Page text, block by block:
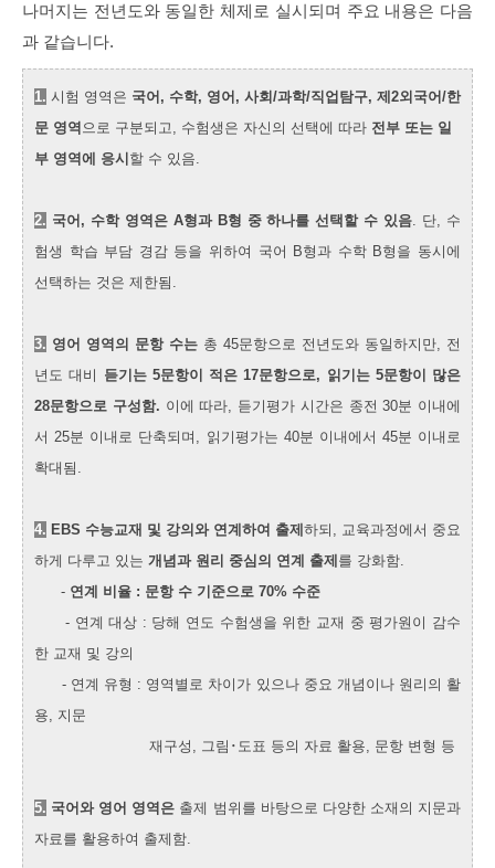
나머지는 전년도와 동일한 체제로 실시되며 주요 내용은 다음
과 같습니다.
1. 시험 영역은 국어, 수학, 영어, 사회/과학/직업탐구, 제2외국어/한
문 영역 으로 구분되고, 수험생은 자신의 선택에 따라 전부 또는 일
부 영역에 응시 할 수 있음.
2. 국어, 수학 영역은 A형과 B형 중 하나를 선택할 수 있음. 단, 수
험생 학습 부담 경감 등을 위하여 국어 B형과 수학 B형을 동시에
선택하는 것은 제한됨.
3. 영어 영역의 문항 수는 총 45문항으로 전년도와 동일하지만, 전
년도 대비 듣기는 5문항이 적은 17문항으로, 읽기는 5문항이 많은
28문항으로 구성함. 이에 따라, 듣기평가 시간은 종전 30분 이내에
서 25분 이내로 단축되며, 읽기평가는 40분 이내에서 45분 이내로
확대됨.
4. EBS 수능교재 및 강의와 연계하여 출제 하되, 교육과정에서 중요
하게 다루고 있는 개념과 원리 중심의 연계 출제 를 강화함.
- 연계 비율 : 문항 수 기준으로 70% 수준
- 연계 대상 : 당해 연도 수험생을 위한 교재 중 평가원이 감수
한 교재 및 강의
- 연계 유형 : 영역별로 차이가 있으나 중요 개념이나 원리의 활
용, 지문
재구성, 그림･도표 등의 자료 활용, 문항 변형 등
5. 국어와 영어 영역은 출제 범위를 바탕으로 다양한 소재의 지문과
자료를 활용하여 출제함.